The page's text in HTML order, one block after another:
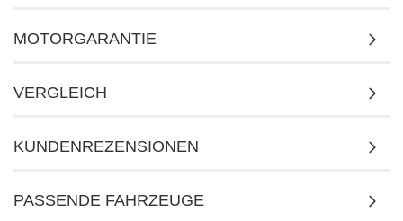
MOTORGARANTIE
VERGLEICH
KUNDENREZENSIONEN
PASSENDE FAHRZEUGE